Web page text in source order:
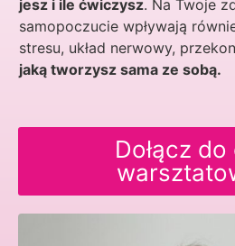
jesz i ile ćwiczysz. Na Twoje
samopoczucie wpływają
stresu, układ nerwowy,
jaką tworzysz sama ze sobą.
Dołącz